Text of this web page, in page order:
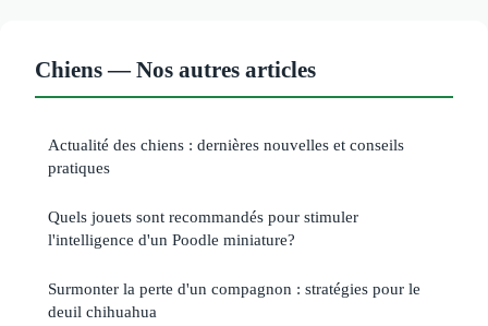
Chiens — Nos autres articles
Actualité des chiens : dernières nouvelles et conseils
pratiques
Quels jouets sont recommandés pour stimuler
l'intelligence d'un Poodle miniature?
Surmonter la perte d'un compagnon : stratégies pour le
deuil chihuahua